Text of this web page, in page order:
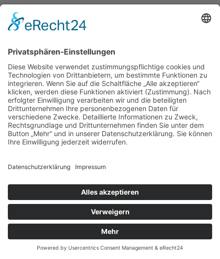
∧ nach oben
Sie möchten mehr Informationen zu der Studie erhalten?
Detaillierte Studienergebnisse sind gegen eine
Schutzgebühr zu erhalten.
Impressum
Datenschutz